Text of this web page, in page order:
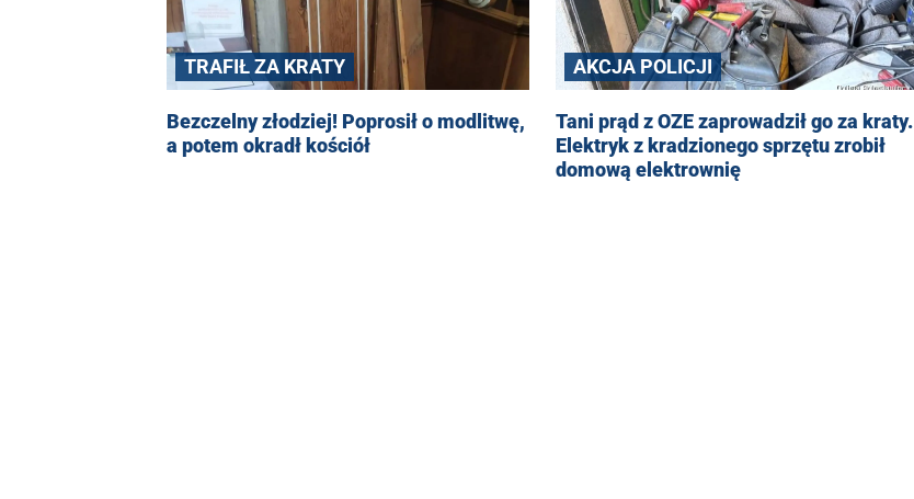
TRAFIŁ ZA KRATY
Bezczelny złodziej! Poprosił o modlitwę,
a potem okradł kościół
AKCJA POLICJI
Tani prąd z OZE zaprowadził go za kraty.
Elektryk z kradzionego sprzętu zrobił
domową elektrownię